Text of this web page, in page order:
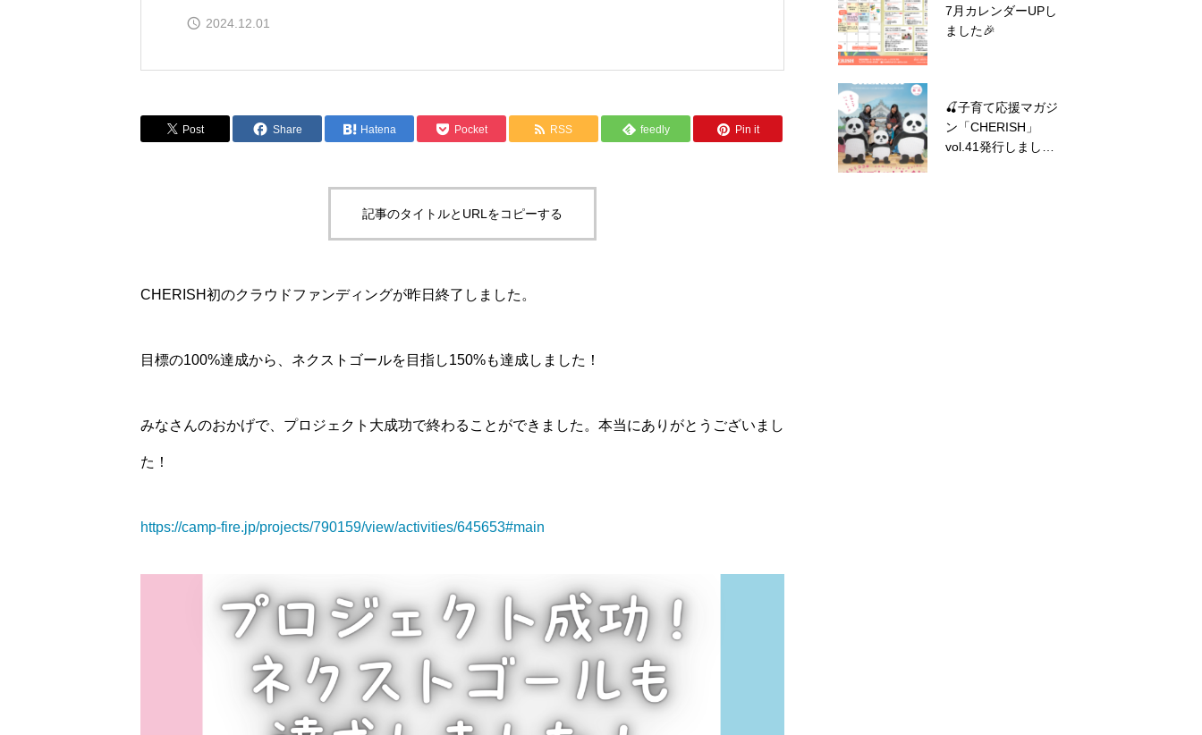
2024.12.01
Post Share Hatena Pocket RSS feedly Pin it
記事のタイトルとURLをコピーする
CHERISH初のクラウドファンディングが昨日終了しました。
目標の100%達成から、ネクストゴールを目指し150%も達成しました！
みなさんのおかげで、プロジェクト大成功で終わることができました。本当にありがとうございまし
た！
https://camp-fire.jp/projects/790159/view/activities/645653#main
7月カレンダーUPし
ました🎉
🍒子育て応援マガジ
ン「CHERISH」
vol.41発行しまし
クラファン終了しま
した！
1月カレンダーUPし